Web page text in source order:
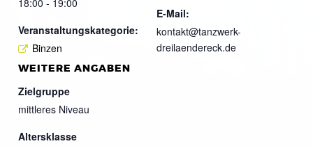
18:00 - 19:00
Veranstaltungskategorie:
Binzen
E-Mail:
kontakt@tanzwerk-
dreilaendereck.de
WEITERE ANGABEN
Zielgruppe
mittleres Niveau
Altersklasse